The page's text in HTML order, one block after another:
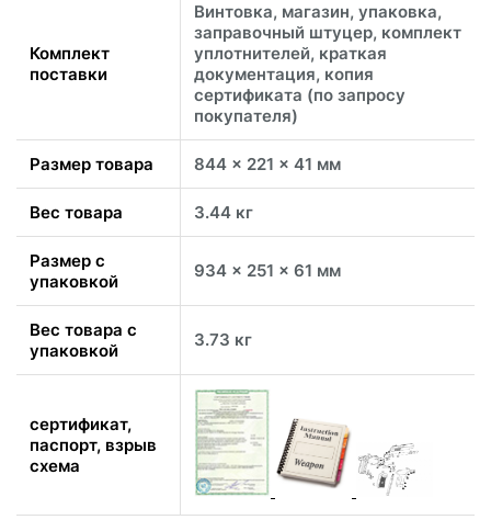
Комплект
поставки
Винтовка, магазин, упаковка,
заправочный штуцер, комплект
уплотнителей, краткая
документация, копия
сертификата (по запросу
покупателя)
Размер товара 844 x 221 x 41 мм
Вес товара 3.44 кг
Размер с
упаковкой
934 x 251 x 61 мм
Вес товара с
упаковкой
3.73 кг
сертификат,
паспорт, взрыв
схема